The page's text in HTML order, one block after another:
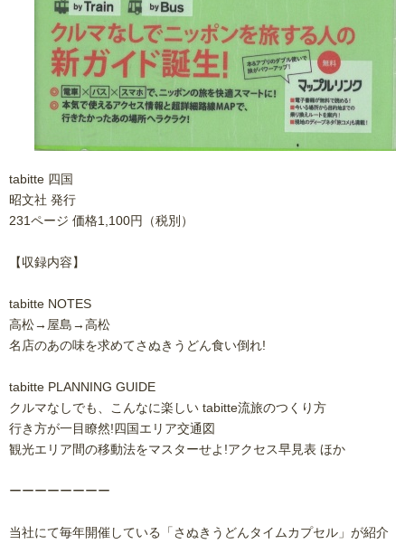
tabitte 四国
昭文社 発行
231ページ 価格1,100円（税別）
【収録内容】
tabitte NOTES
高松→屋島→高松
名店のあの味を求めてさぬきうどん食い倒れ!
tabitte PLANNING GUIDE
クルマなしでも、こんなに楽しい tabitte流旅のつくり方
行き方が一目瞭然!四国エリア交通図
観光エリア間の移動法をマスターせよ!アクセス早見表 ほか
ーーーーーーーー
当社にて毎年開催している「さぬきうどんタイムカプセル」が紹介